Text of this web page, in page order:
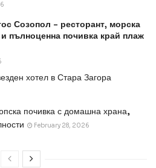
Созопол – ресторант, морска
пълноценна почивка край плаж
хотел в Стара Загора
почивка с домашна храна,
February 28, 2026